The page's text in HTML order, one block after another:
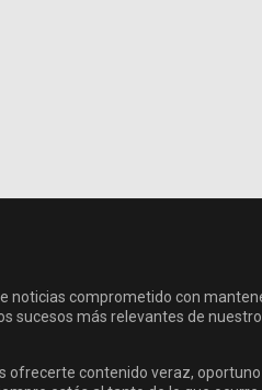
noticias comprometido con
sucesos más relevantes de nuestro
ofrecerte contenido veraz, oportuno